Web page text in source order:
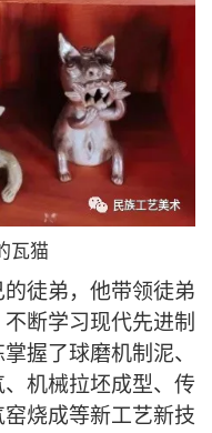
瓦猫
徒弟，他带领徒弟
断学习现代先进制
握了球磨机制泥、
机械拉坯成型、传
烧成等新工艺新技